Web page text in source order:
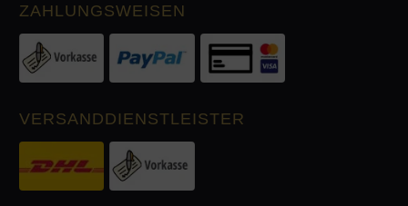
ZAHLUNGSWEISEN
VERSANDDIENSTLEISTER